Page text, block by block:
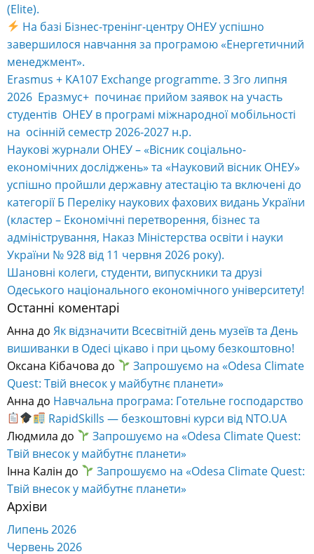
(Elite).
На базі Бізнес-тренінг-центру ОНЕУ успішно
завершилося навчання за програмою «Енергетичний
менеджмент».
Erasmus + KA107 Exchange programme. З 3го липня
2026 Еразмус+ починає прийом заявок на участь
студентів ОНЕУ в програмі міжнародної мобільності
на осінній семестр 2026-2027 н.р.
Наукові журнали ОНЕУ – «Вісник соціально-
економічних досліджень» та «Науковий вісник ОНЕУ»
успішно пройшли державну атестацію та включені до
категорії Б Переліку наукових фахових видань України
(кластер – Економічні перетворення, бізнес та
адміністрування, Наказ Міністерства освіти і науки
України № 928 від 11 червня 2026 року).
Шановні колеги, студенти, випускники та друзі
Одеського національного економічного університету!
Останні коментарі
Анна до Як відзначити Всесвітній день музеїв та День
вишиванки в Одесі цікаво і при цьому безкоштовно!
Оксана Кібачова до
Запрошуємо на «Odesa Climate
Quest: Твій внесок у майбутнє планети»
Анна до Навчальна програма: Готельне господарство
RapidSkills — безкоштовні курси від NTO.UA
Людмила до
Запрошуємо на «Odesa Climate Quest:
Твій внесок у майбутнє планети»
Інна Калін до
Запрошуємо на «Odesa Climate Quest:
Твій внесок у майбутнє планети»
Архіви
Липень 2026
Червень 2026